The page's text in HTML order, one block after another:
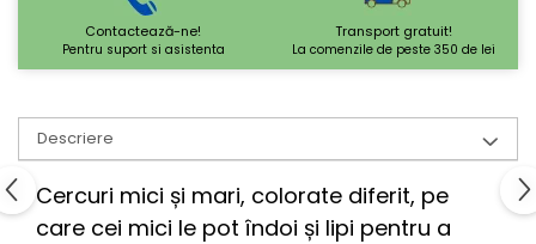
Contactează-ne!
Pentru suport si asistenta
Transport gratuit!
La comenzile de peste 350 de lei
Descriere
Cercuri mici și mari, colorate diferit, pe
care cei mici le pot îndoi și lipi pentru a